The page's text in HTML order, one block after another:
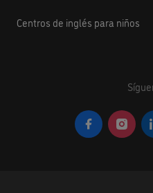
Centros de inglés para niños